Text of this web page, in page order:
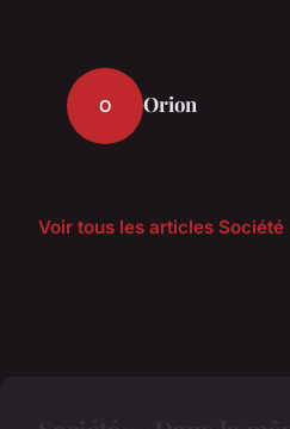
O Orion
Voir tous les articles